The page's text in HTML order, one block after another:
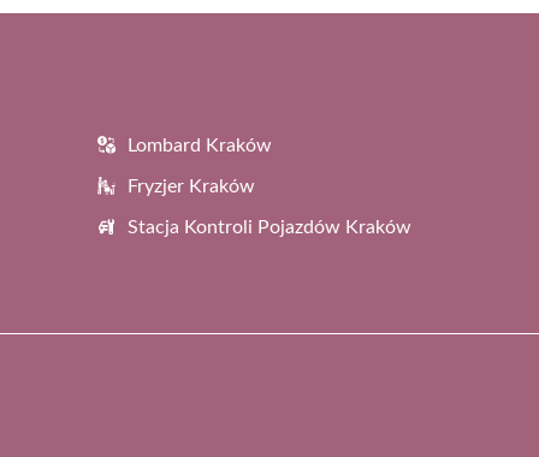
Lombard Kraków
Fryzjer Kraków
Stacja Kontroli Pojazdów Kraków